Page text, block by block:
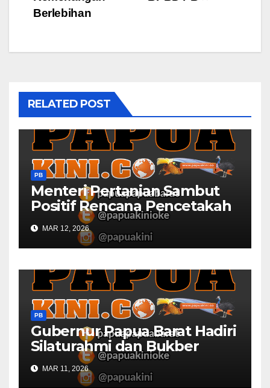
Berlebihan
RELATED POST
PB
Menteri Pertanian Sambut
Positif Rencana Pencetakah
Sawah dan Ladang di Papua
Barat
MAR 12, 2026
PB
Gubernur Papua Barat Hadiri
Silaturahmi dan Bukber
Bersama DPR RI dan
Mendagri di IPDN
MAR 11, 2026